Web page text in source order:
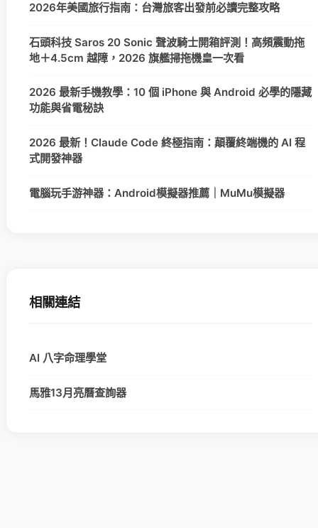
2026年美國旅行指南：台灣旅客出發前必讀完整攻略
石頭科技 Saros 20 Sonic 聲波騎士開箱評測！高頻震動拖
地＋4.5cm 越障，2026 旗艦掃拖機皇一次看
2026 最新手機教學：10 個 iPhone 與 Android 必學的隱藏
功能與省電秘訣
2026 最新！Claude Code 終極指南：顛覆終端機的 AI 程
式開發神器
電腦玩手游神器：Android模擬器推薦｜MuMu模擬器
相關連結
AI 八字命理學堂
馬雅13月亮曆查詢器